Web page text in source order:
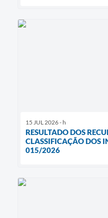
15 JUL 2026 - h
RESULTADO DOS
CLASSIFICAÇÃO DOS
015/2026